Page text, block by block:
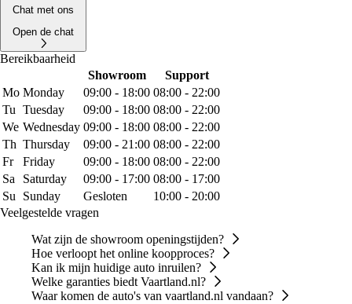
Chat met ons
Open de chat
Bereikbaarheid
Showroom
Support
Mo Monday 09:00 - 18:00 08:00 - 22:00
Tu Tuesday 09:00 - 18:00 08:00 - 22:00
We Wednesday 09:00 - 18:00 08:00 - 22:00
Th Thursday 09:00 - 21:00 08:00 - 22:00
Fr
Friday 09:00 - 18:00 08:00 - 22:00
Sa
Saturday 09:00 - 17:00 08:00 - 17:00
Su
Sunday Gesloten
10:00 - 20:00
Veelgestelde vragen
Wat zijn de showroom openingstijden?
Hoe verloopt het online koopproces?
Kan ik mijn huidige auto inruilen?
Welke garanties biedt Vaartland.nl?
Waar komen de auto's van vaartland.nl vandaan?